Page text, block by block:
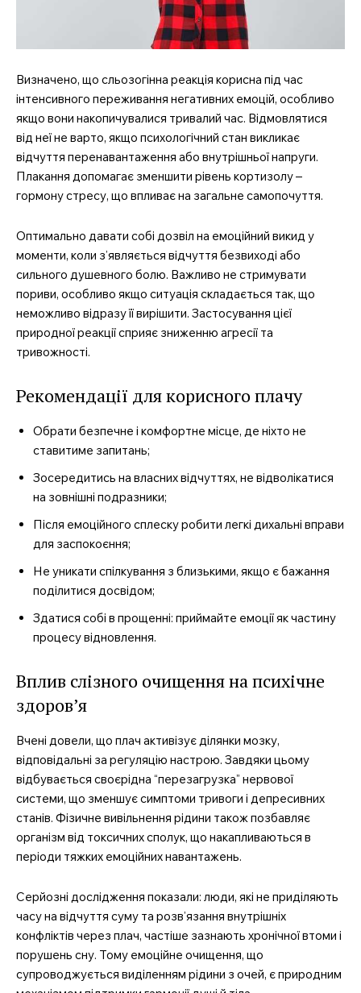
Визначено, що сльозогінна реакція корисна під час
інтенсивного переживання негативних емоцій, особливо
якщо вони накопичувалися тривалий час. Відмовлятися
від неї не варто, якщо психологічний стан викликає
відчуття перенавантаження або внутрішньої напруги.
Плакання допомагає зменшити рівень кортизолу –
гормону стресу, що впливає на загальне самопочуття.
Оптимально давати собі дозвіл на емоційний викид у
моменти, коли з’являється відчуття безвиході або
сильного душевного болю. Важливо не стримувати
пориви, особливо якщо ситуація складається так, що
неможливо відразу її вирішити. Застосування цієї
природної реакції сприяє зниженню агресії та
тривожності.
Рекомендації для корисного плачу
Обрати безпечне і комфортне місце, де ніхто не
ставитиме запитань;
Зосередитись на власних відчуттях, не відволікатися
на зовнішні подразники;
Після емоційного сплеску робити легкі дихальні вправи
для заспокоєння;
Не уникати спілкування з близькими, якщо є бажання
поділитися досвідом;
Здатися собі в прощенні: приймайте емоції як частину
процесу відновлення.
Вплив слізного очищення на психічне
здоров’я
Вчені довели, що плач активізує ділянки мозку,
відповідальні за регуляцію настрою. Завдяки цьому
відбувається своєрідна “перезагрузка” нервової
системи, що зменшує симптоми тривоги і депресивних
станів. Фізичне вивільнення рідини також позбавляє
організм від токсичних сполук, що накапливаються в
періоди тяжких емоційних навантажень.
Серйозні дослідження показали: люди, які не приділяють
часу на відчуття суму та розв’язання внутрішніх
конфліктів через плач, частіше зазнають хронічної втоми і
порушень сну. Тому емоційне очищення, що
супроводжується виділенням рідини з очей, є природним